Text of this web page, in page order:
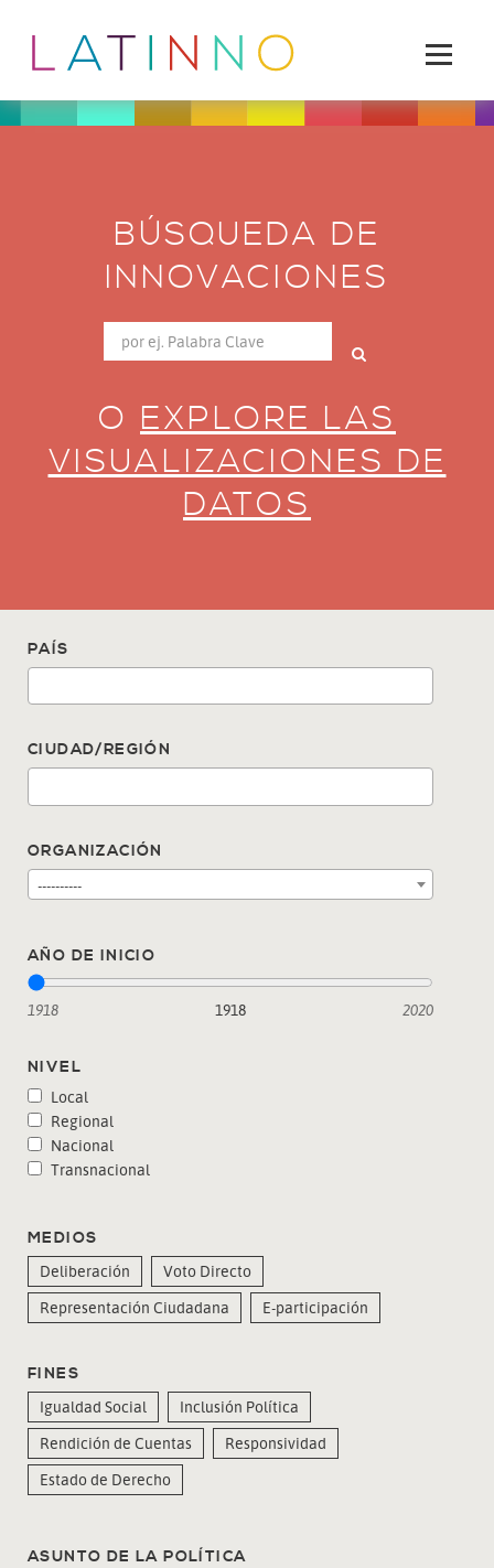
BÚSQUEDA DE
INNOVACIONES
O EXPLORE LAS
VISUALIZACIONES DE
DATOS
PAÍS
CIUDAD/REGIÓN
ORGANIZACIÓN
----------
AÑO DE INICIO
1918 2020
1918
NIVEL
Local
Regional
Nacional
Transnacional
MEDIOS
Deliberación
Voto Directo
Representación Ciudadana
E-participación
FINES
Igualdad Social
Inclusión Política
Rendición de Cuentas
Responsividad
Estado de Derecho
ASUNTO DE LA POLÍTICA